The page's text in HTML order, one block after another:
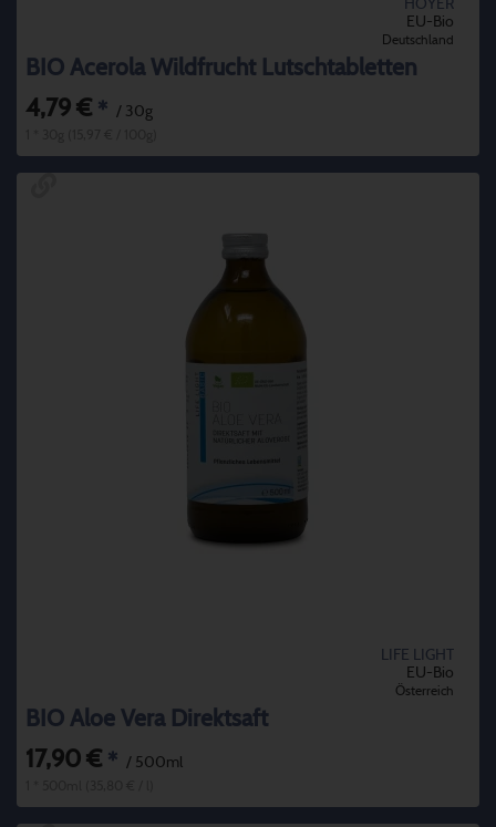
HOYER
EU-Bio
Deutschland
BIO Acerola Wildfrucht Lutschtabletten
4,79 € * / 30g
LIFE LIGHT
EU-Bio
Österreich
BIO Aloe Vera Direktsaft
17,90 € * / 500ml